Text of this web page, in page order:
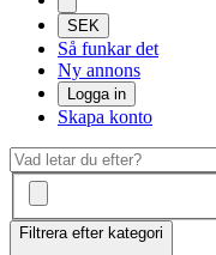
SEK
Så funkar det
Ny annons
Logga in
Skapa konto
Filtrera efter kategori